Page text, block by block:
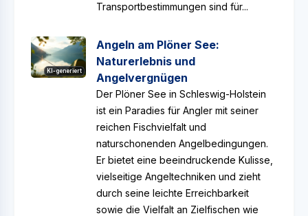
Transportbestimmungen sind für...
KI-generiert
Angeln am Plöner See:
Naturerlebnis und
Angelvergnügen
Der Plöner See in Schleswig-Holstein
ist ein Paradies für Angler mit seiner
reichen Fischvielfalt und
naturschonenden Angelbedingungen.
Er bietet eine beeindruckende Kulisse,
vielseitige Angeltechniken und zieht
durch seine leichte Erreichbarkeit
sowie die Vielfalt an Zielfischen wie